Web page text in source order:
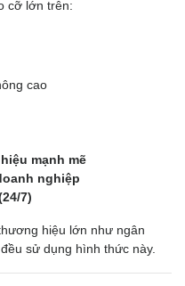
cỡ lớn trên:
cao
mạnh mẽ
nghiệp
7)
hiệu lớn như ngân
sử dụng hình thức này.